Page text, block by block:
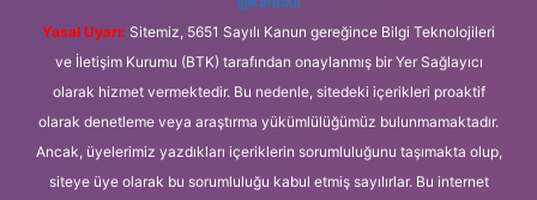
Yasal Uyarı: Sitemiz, 5651 Sayılı Kanun gereğince Bilgi Teknolojileri
ve İletişim Kurumu (BTK) tarafından onaylanmış bir Yer Sağlayıcı
olarak hizmet vermektedir. Bu nedenle, sitedeki içerikleri proaktif
olarak denetleme veya araştırma yükümlülüğümüz bulunmamaktadır.
Ancak, üyelerimiz yazdıkları içeriklerin sorumluluğunu taşımakta olup,
siteye üye olarak bu sorumluluğu kabul etmiş sayılırlar. Bu internet